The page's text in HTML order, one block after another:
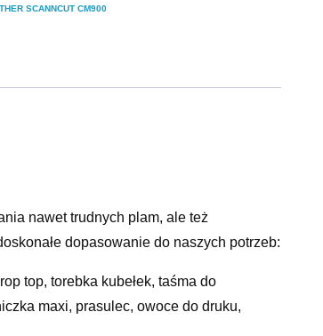
SCANNCUT CM900
nawet trudnych plam, ale też
dopasowanie do naszych potrzeb:
top, torebka kubełek, taśma do
maxi, prasulec, owoce do druku,